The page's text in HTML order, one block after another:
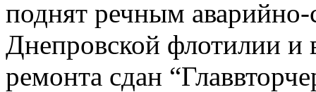
поднят речным
Днепровской флотилии и
ремонта сдан